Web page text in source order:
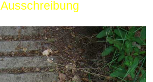
Ausschreibung